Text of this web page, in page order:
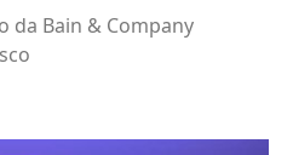
da Bain & Company